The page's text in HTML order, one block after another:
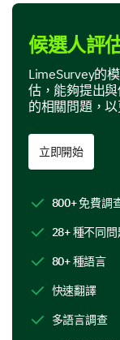
我們想了解您
您最高的正式
高中畢業證
博士或專業學
簡要描述任
課程。
候選人評
LimeSurvey的
估，能夠提出
的相關問題，
立即開始
800+ 免費調
28+ 種不同
80+ 種語言
快速翻譯
多語言調查